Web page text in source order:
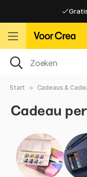
Start Cadeaus &
Cadeau